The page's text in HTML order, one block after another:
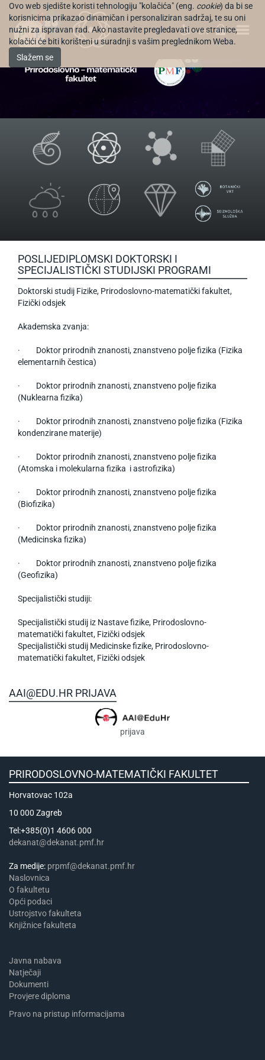
Ovo web sjedište koristi tehnologiju "kolačića" (eng. cookie) da bi se
korisnicima prikazao dinamičan i personaliziran sadržaj, te su oni
nužni za ispravan rad. Ako nastavite pregledavati ove stranice,
kolačići će biti korišteni u suradnji s vašim preglednikom Weba.
Slažem se
EN
POSLIJEDIPLOMSKI DOKTORSKI I
SPECIJALISTIČKI STUDIJSKI PROGRAMI
Doktorski studij Fizike, Prirodoslovno-matematički fakultet,
Fizički odsjek
Akademska zvanja:
· Doktor prirodnih znanosti, znanstveno polje fizika (Fizika
elementarnih čestica)
· Doktor prirodnih znanosti, znanstveno polje fizika
(Nuklearna fizika)
· Doktor prirodnih znanosti, znanstveno polje fizika (Fizika
kondenzirane materije)
· Doktor prirodnih znanosti, znanstveno polje fizika
(Atomska i molekularna fizika i astrofizika)
· Doktor prirodnih znanosti, znanstveno polje fizika
(Biofizika)
· Doktor prirodnih znanosti, znanstveno polje fizika
(Medicinska fizika)
· Doktor prirodnih znanosti, znanstveno polje fizika
(Geofizika)
Specijalistički studiji:
Specijalistički studij iz Nastave fizike, Prirodoslovno-
matematički fakultet, Fizički odsjek
Specijalistički studij Medicinske fizike, Prirodoslovno-
matematički fakultet, Fizički odsjek
AAI@EDU.HR PRIJAVA
prijava
PRIRODOSLOVNO-MATEMATIČKI FAKULTET
Horvatovac 102a
10 000 Zagreb
Tel:+385(0)1 4606 000
dekanat@dekanat.pmf.hr
Za medije: prpmf@dekanat.pmf.hr
Naslovnica
​​​O fakultetu
Opći podaci
Ustrojstvo fakulteta
Knjižnice fakulteta
Javna nabava
Natječaji
Dokumenti
Provjere diploma
Pravo na pristup informacijama